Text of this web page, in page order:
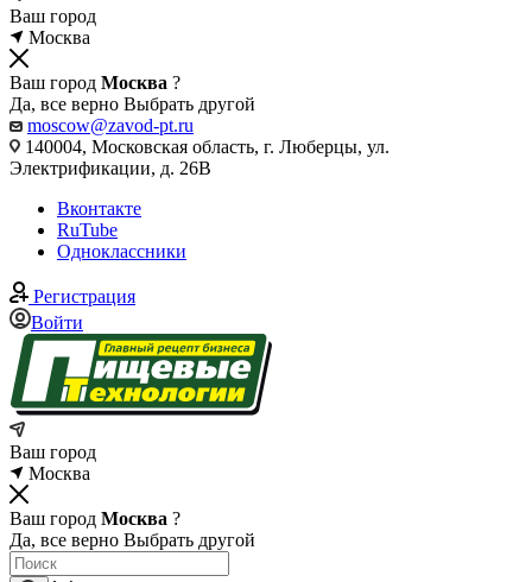
Ваш город
Москва
Ваш город Москва ?
Да, все верно Выбрать другой
moscow@zavod-pt.ru
140004, Московская область, г. Люберцы, ул.
Электрификации, д. 26В
Вконтакте
RuTube
Одноклассники
Регистрация
Войти
Ваш город
Москва
Ваш город Москва ?
Да, все верно Выбрать другой